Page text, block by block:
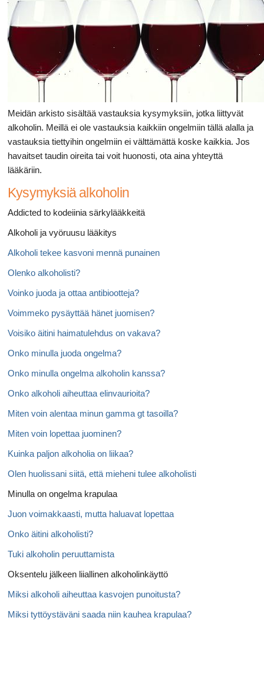
Meidän arkisto sisältää vastauksia kysymyksiin, jotka liittyvät
alkoholin. Meillä ei ole vastauksia kaikkiin ongelmiin tällä alalla ja
vastauksia tiettyihin ongelmiin ei välttämättä koske kaikkia. Jos
havaitset taudin oireita tai voit huonosti, ota aina yhteyttä
lääkäriin.
Kysymyksiä alkoholin
Addicted to kodeiinia särkylääkkeitä
Alkoholi ja vyöruusu lääkitys
Alkoholi tekee kasvoni mennä punainen
Olenko alkoholisti?
Voinko juoda ja ottaa antibiootteja?
Voimmeko pysäyttää hänet juomisen?
Voisiko äitini haimatulehdus on vakava?
Onko minulla juoda ongelma?
Onko minulla ongelma alkoholin kanssa?
Onko alkoholi aiheuttaa elinvaurioita?
Miten voin alentaa minun gamma gt tasoilla?
Miten voin lopettaa juominen?
Kuinka paljon alkoholia on liikaa?
Olen huolissani siitä, että mieheni tulee alkoholisti
Minulla on ongelma krapulaa
Juon voimakkaasti, mutta haluavat lopettaa
Onko äitini alkoholisti?
Tuki alkoholin peruuttamista
Oksentelu jälkeen liiallinen alkoholinkäyttö
Miksi alkoholi aiheuttaa kasvojen punoitusta?
Miksi tyttöystäväni saada niin kauhea krapulaa?